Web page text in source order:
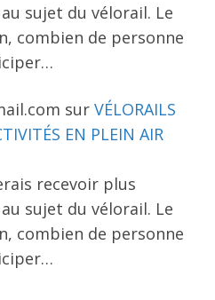
sujet du vélorail. Le
combien de personne
sur VÉLORAILS
EN PLEIN AIR
recevoir plus
sujet du vélorail. Le
combien de personne